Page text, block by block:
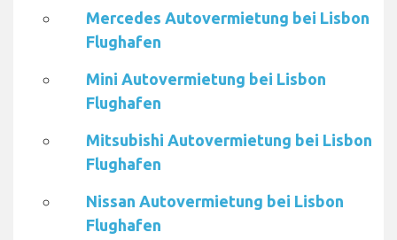
Mercedes Autovermietung bei Lisbon
Flughafen
Mini Autovermietung bei Lisbon
Flughafen
Mitsubishi Autovermietung bei Lisbon
Flughafen
Nissan Autovermietung bei Lisbon
Flughafen